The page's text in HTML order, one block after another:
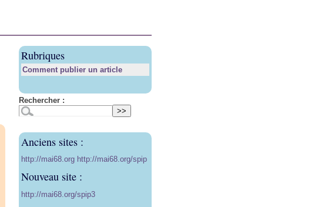
Rubriques
Comment publier un article
Rechercher :
Anciens sites :
http://mai68.org http://mai68.org/spip
Nouveau site :
http://mai68.org/spip3